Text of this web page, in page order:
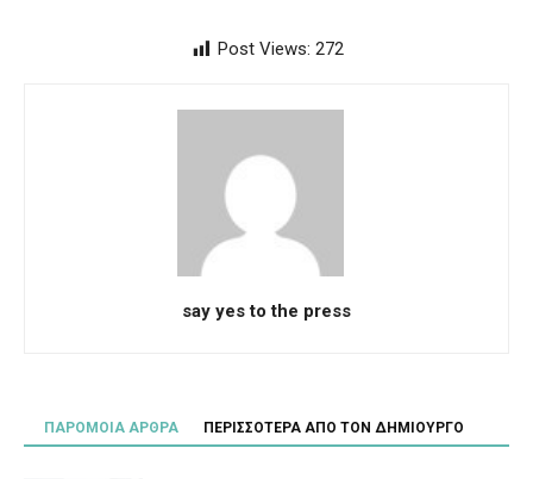
Post Views: 272
say yes to the press
ΠΑΡΟΜΟΙΑ ΑΡΘΡΑ ΠΕΡΙΣΣΟΤΕΡΑ ΑΠΟ ΤΟΝ ΔΗΜΙΟΥΡΓΟ